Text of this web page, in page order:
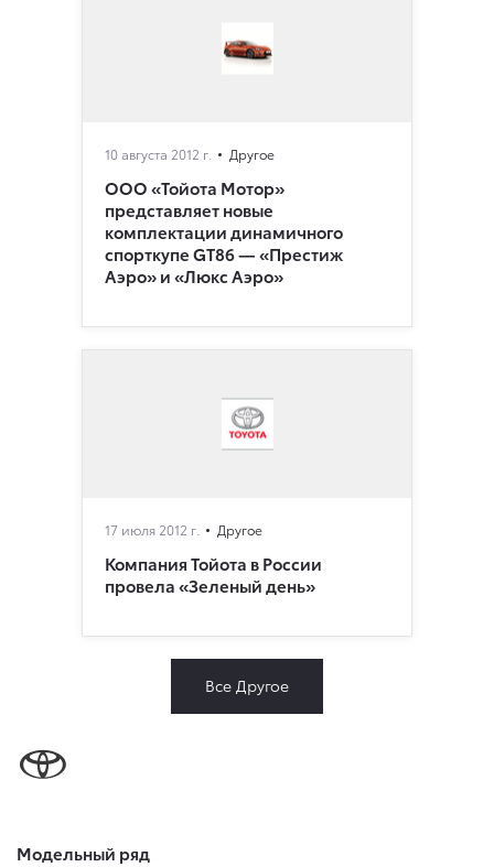
10 августа 2012 г. Другое
ООО «Тойота Мотор»
представляет новые
комплектации динамичного
спорткупе GT86 — «Престиж
Аэро» и «Люкс Аэро»
17 июля 2012 г. Другое
Компания Тойота в России
провела «Зеленый день»
Все Другое
Модельный ряд